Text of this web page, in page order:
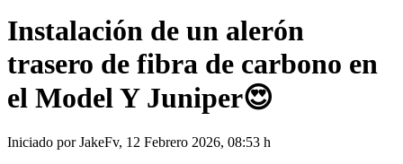
Instalación de un alerón
trasero de fibra de carbono en
el Model Y Juniper😍
Iniciado por JakeFv, 12 Febrero 2026, 08:53 h